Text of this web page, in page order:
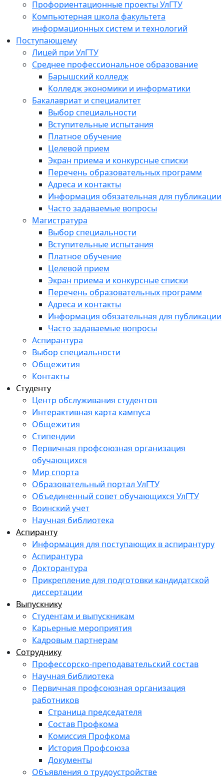
Профориентационные проекты УлГТУ
Компьютерная школа факультета
информационных систем и технологий
Поступающему
Лицей при УлГТУ
Среднее профессиональное образование
Барышский колледж
Колледж экономики и информатики
Бакалавриат и специалитет
Выбор специальности
Вступительные испытания
Платное обучение
Целевой прием
Экран приема и конкурсные списки
Перечень образовательных программ
Адреса и контакты
Информация обязательная для публикации
Часто задаваемые вопросы
Магистратура
Выбор специальности
Вступительные испытания
Платное обучение
Целевой прием
Экран приема и конкурсные списки
Перечень образовательных программ
Адреса и контакты
Информация обязательная для публикации
Часто задаваемые вопросы
Аспирантура
Выбор специальности
Общежития
Контакты
Студенту
Центр обслуживания студентов
Интерактивная карта кампуса
Общежития
Стипендии
Первичная профсоюзная организация
обучающихся
Мир спорта
Образовательный портал УлГТУ
Объединенный совет обучающихся УлГТУ
Воинский учет
Научная библиотека
Аспиранту
Информация для поступающих в аспирантуру
Аспирантура
Докторантура
Прикрепление для подготовки кандидатской
диссертации
Выпускнику
Студентам и выпускникам
Карьерные мероприятия
Кадровым партнерам
Сотруднику
Профессорско-преподавательский состав
Научная библиотека
Первичная профсоюзная организация
работников
Страница председателя
Состав Профкома
Комиссия Профкома
История Профсоюза
Документы
Объявления о трудоустройстве